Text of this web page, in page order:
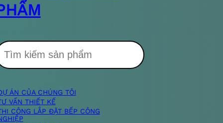
ÁN CỦA CHÚNG TÔI
VẤN THIẾT KẾ
CÔNG LẮP ĐẶT BẾP CÔNG